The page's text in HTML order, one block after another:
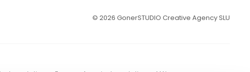
© 2026 GonerSTUDIO Creative Agency SLU